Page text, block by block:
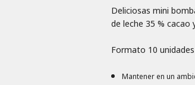
Deliciosas mini
de leche 35 % cacao
Formato 10
Mantener en un